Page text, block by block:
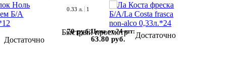
Достаточно
Быстрый просмотр
0.33 л. 1
70 руб.Цена от 24 шт:
63.80 руб. Достаточно